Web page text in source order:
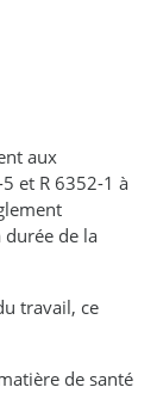
aux
et R 6352-1 à
durée de la
travail, ce
de santé